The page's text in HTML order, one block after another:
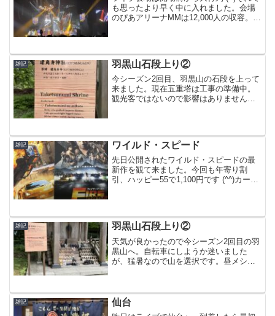
も思ったより早く中に入れました。会場
のぴあアリーナMMは12,000人の収容。座
雑記 羽黒山石段上り②
今シーズン2回目、羽黒山の石段を上って
来ました。現在五重塔は工事の準備中。
観光客ではないので影響はありません
す。貧脚から健脚に...
雑記 ワイルド・スピード
先日公開されたワイルド・スピードの最
新作を観て来ました。今回も年寄り割
引、ハッピー55で1,100円です (^^)カーア
で観...
雑記 羽黒山石段上り②
天気が良かったので今シーズン2回目の羽
黒山へ。自転車にしようか迷いました
が、猛暑なので山を選択です。昼メシを
前に来た時よりも供...
雑記 仙台